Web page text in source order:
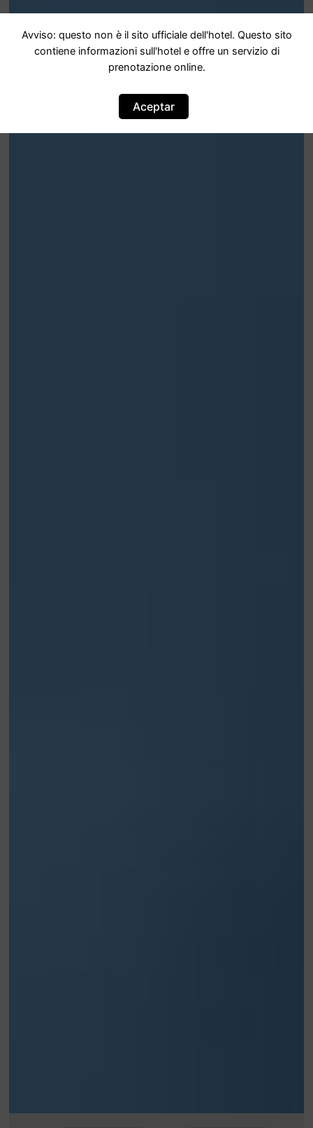
Avviso: questo non è il sito ufficiale dell'hotel. Questo sito
contiene informazioni sull'hotel e offre un servizio di
prenotazione online.
Aceptar